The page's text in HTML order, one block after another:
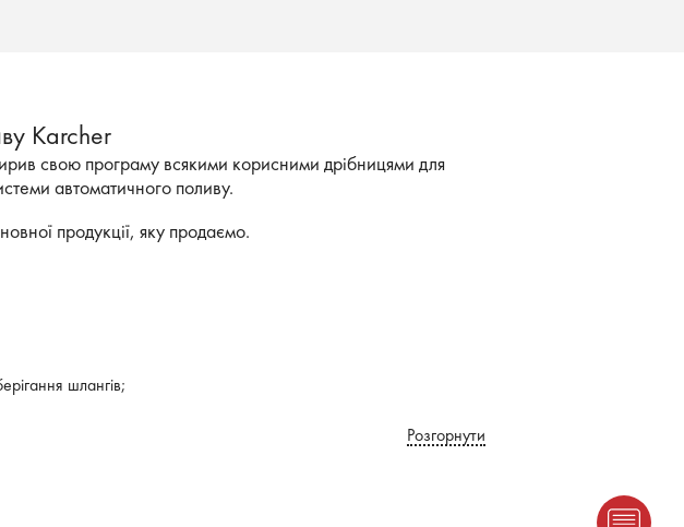
Karcher
свою програму всякими корисними дрібницями для
автоматичного поливу.
продукції, яку продаємо.
шлангів;
Розгорнути